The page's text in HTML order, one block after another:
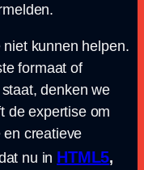
kunnen helpen.
formaat of
denken we
de expertise om
creatieve
nu in HTML5,